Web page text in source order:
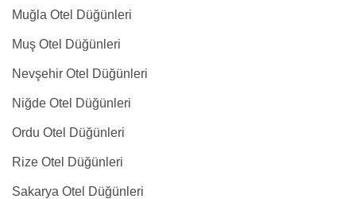
Muğla Otel Düğünleri
Muş Otel Düğünleri
Nevşehir Otel Düğünleri
Niğde Otel Düğünleri
Ordu Otel Düğünleri
Rize Otel Düğünleri
Sakarya Otel Düğünleri